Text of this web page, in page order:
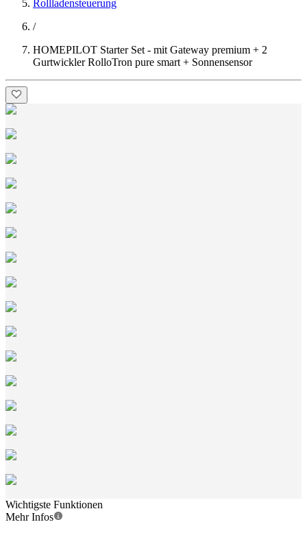
Rollladensteuerung
/
HOMEPILOT Starter Set - mit Gateway premium + 2
Gurtwickler RolloTron pure smart + Sonnensensor
Wichtigste Funktionen
Mehr Infos